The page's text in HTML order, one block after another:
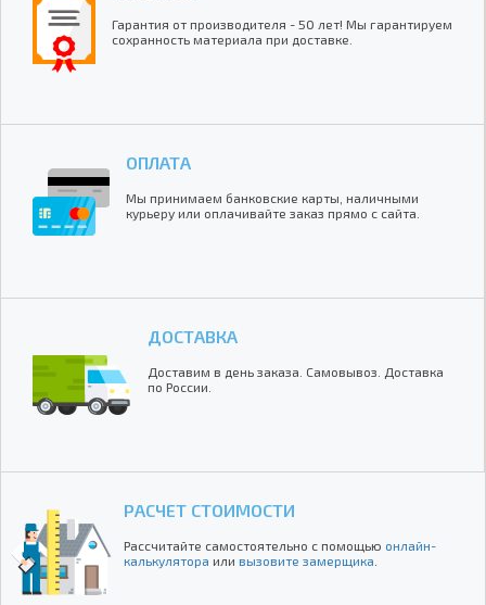
Гарантия от производителя - 50 лет! Мы гарантируем
сохранность материала при доставке.
ОПЛАТА
Мы принимаем банковские карты, наличными
курьеру или оплачивайте заказ прямо с сайта.
ДОСТАВКА
Доставим в день заказа. Самовывоз. Доставка
по России.
РАСЧЕТ СТОИМОСТИ
Рассчитайте самостоятельно с помощью онлайн-
калькулятора или вызовите замерщика